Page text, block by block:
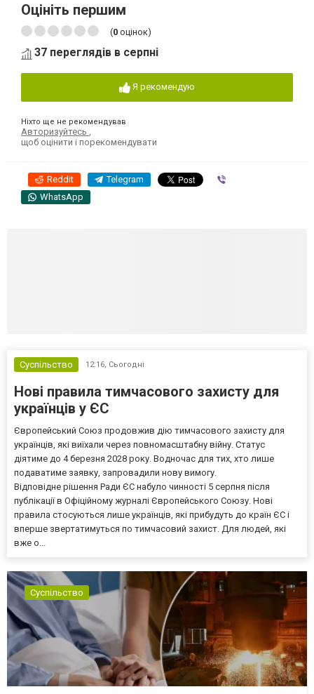
Оцініть першим
(0 оцінок)
37 переглядів в серпні
Я рекомендую
Ніхто ще не рекомендував
Авторизуйтесь
щоб оцінити і порекомендувати
Reddit Telegram
WhatsApp
Суспільство 12:16, Сьогодні
Нові правила тимчасового захисту для
українців у ЄС
Європейський Союз продовжив дію тимчасового захисту для
українців, які виїхали через повномасштабну війну. Статус
діятиме до 4 березня 2028 року. Водночас для тих, хто лише
подаватиме заявку, запровадили нову вимогу.
Відповідне рішення Ради ЄС набуло чинності 5 серпня після
публікації в Офіційному журналі Європейського Союзу. Нові
правила стосуються лише українців, які прибудуть до країн ЄС і
вперше звертатимуться по тимчасовий захист. Для людей, які
вже о...
Суспільство